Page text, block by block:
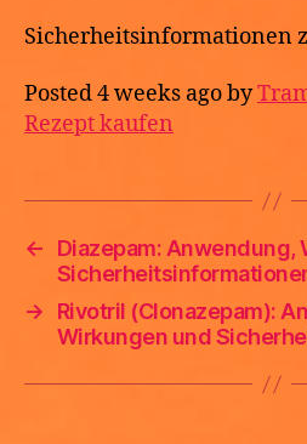
Sicherheitsinformationen
Posted 4 weeks ago by
Rezept kaufen
←
Diazepam: Anwendung,
→
Rivotril (Clonazepam):
Wirkungen und